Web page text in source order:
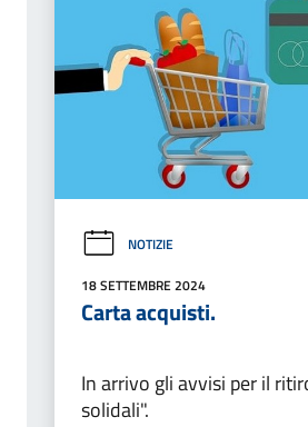
NOTIZIE
18 SETTEMBRE 2024
Carta acquisti.
In arrivo gli avvisi per il
solidali".